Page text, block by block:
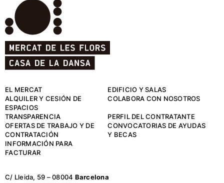
EL MERCAT
EDIFICIO Y SALAS
ALQUILER Y CESIÓN DE
ESPACIOS
COLABORA CON NOSOTROS
TRANSPARENCIA
PERFIL DEL CONTRATANTE
OFERTAS DE TRABAJO Y DE
CONTRATACIÓN
CONVOCATORIAS DE AYUDAS
Y BECAS
INFORMACIÓN PARA
FACTURAR
C/ Lleida, 59 – 08004 Barcelona